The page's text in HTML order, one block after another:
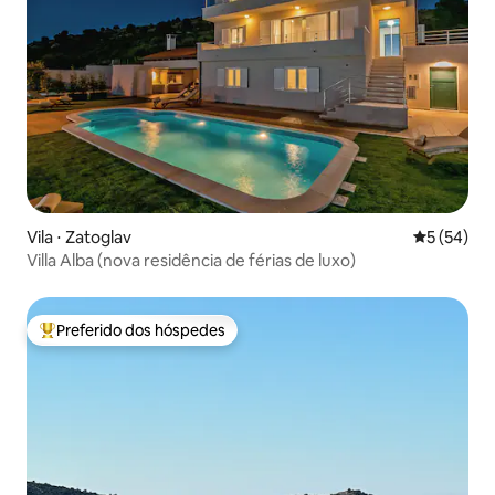
Vila ⋅ Zatoglav 5 de uma
5 (54)
Villa Alba (nova residência de férias de luxo)
Entre os melhores preferidos dos hóspedes
Preferido dos hóspedes